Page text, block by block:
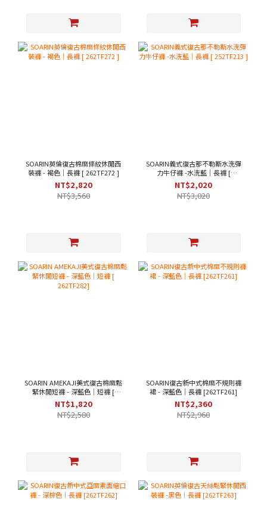
SOARIN英倫復古棉麻條紋休閒西
裝褲 - 褐色｜長褲 [ 262TF272 ]
NT$2,820
NT$3,560
SOARIN義式復古那不勒斯水洗彈
力牛仔褲 -水洗藍｜長褲 [
252TF213 ]
NT$2,020
NT$3,020
SOARIN AMEKAJI美式復古棉麻鬆
緊休閒短褲 - 深藍色｜短褲 [
262TF282]
NT$1,820
NT$2,580
SOARIN復古新中式棉麻不規則褲
裙 - 深藍色｜長褲 [262TF261]
NT$2,360
NT$2,960